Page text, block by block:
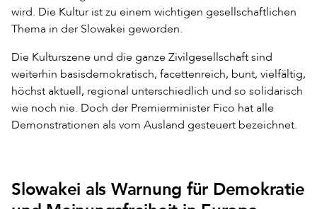
wird. Die Kultur ist zu einem wichtigen gesellschaftlichen
Thema in der Slowakei geworden.
Die Kulturszene und die ganze Zivilgesellschaft sind
weiterhin basisdemokratisch, facettenreich, bunt, vielfältig,
höchst aktuell, regional unterschiedlich und so solidarisch
wie noch nie. Doch der Premierminister Fico hat alle
Demonstrationen als vom Ausland gesteuert bezeichnet.
Slowakei als Warnung für Demokratie